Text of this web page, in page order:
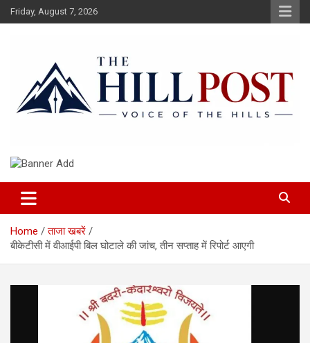
Skip
to
Friday, August 7, 2026
The Hillpost
Home
ताजा खबरें
बीकेटीसी में वीआईपी बिल घोटाले की जांच, तीन सप्ताह में रिपोर्ट आएगी